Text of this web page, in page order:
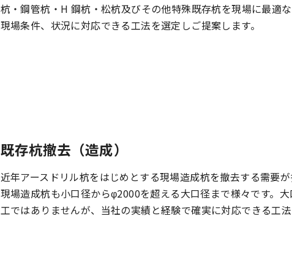
杭・鋼管杭・H 鋼杭・松杭及びその他特殊既存杭を現場に最適
現場条件、状況に対応できる工法を選定しご提案します。
既存杭撤去（造成）
近年アースドリル杭をはじめとする現場造成杭を撤去する需要が
現場造成杭も小口径からφ2000を超える大口径まで様々です。
工ではありませんが、当社の実績と経験で確実に対応できる工法